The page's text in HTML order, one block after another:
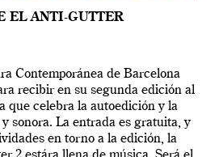
EL ANTI-GUTTER
Contemporánea de Barcelona
recibir en su segunda edición al
que celebra la autoedición y la
sonora. La entrada es gratuita, y
en torno a la edición, la